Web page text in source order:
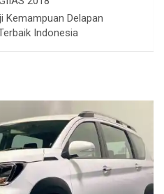
Kemampuan Delapan
Indonesia